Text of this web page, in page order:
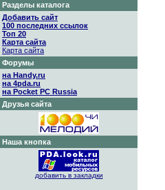
Разделы каталога
Добавить сайт
100 последних ссылок
Топ 20
Карта сайта
Карта сайта
Форумы
на Handy.ru
на 4pda.ru
на Pocket PC Russia
Друзья сайта
Наша кнопка
добавить в закладки